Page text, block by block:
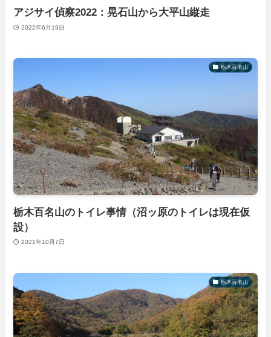
アジサイ偵察2022：晃石山から大平山縦走
2022年6月19日
栃木百名山
栃木百名山のトイレ事情（沼ッ原のトイレは現在仮
設）
2021年10月7日
栃木百名山